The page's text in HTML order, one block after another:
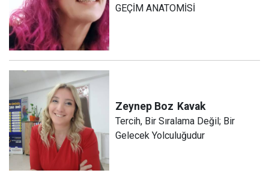
GEÇİM ANATOMİSİ
Zeynep Boz Kavak
Tercih, Bir Sıralama Değil; Bir
Gelecek Yolculuğudur